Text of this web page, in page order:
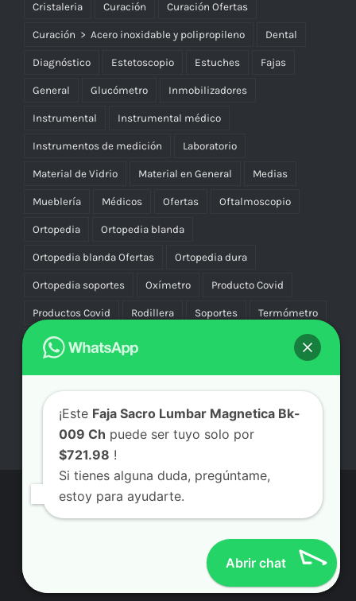
Cristaleria Curación Curación Ofertas
Curación > Acero inoxidable y polipropileno Dental
Diagnóstico Estetoscopio Estuches Fajas
General Glucómetro Inmobilizadores
Instrumental Instrumental médico
Instrumentos de medición Laboratorio
Material de Vidrio Material en General Medias
Mueblería Médicos Ofertas Oftalmoscopio
Ortopedia Ortopedia blanda
Ortopedia blanda Ofertas Ortopedia dura
Ortopedia soportes Oxímetro Producto Covid
Productos Covid Rodillera Soportes Termómetro
Uniforme Uniformes
© Copyright 2026 | Aicmx Tienda | Todos los Derechos
¡Este Faja Sacro Lumbar Magnetica Bk-
009 Ch puede ser tuyo solo por
$721.98 !
Si tienes alguna duda, pregúntame,
estoy para ayudarte.
Abrir chat